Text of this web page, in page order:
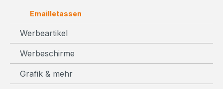
Emailletassen
Werbeartikel
Werbeschirme
Grafik & mehr